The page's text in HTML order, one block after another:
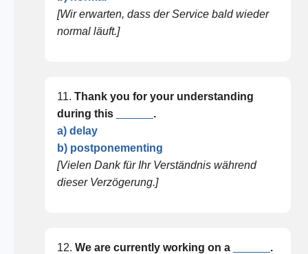
[Wir erwarten, dass der Service bald wieder
normal läuft.]
11. Thank you for your understanding
during this
.
a) delay
b) postponementing
[Vielen Dank für Ihr Verständnis während
dieser Verzögerung.]
12. We are currently working on a
.